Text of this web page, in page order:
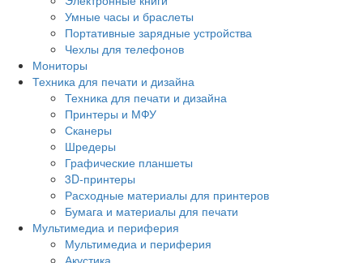
Умные часы и браслеты
Портативные зарядные устройства
Чехлы для телефонов
Мониторы
Техника для печати и дизайна
Техника для печати и дизайна
Принтеры и МФУ
Сканеры
Шредеры
Графические планшеты
3D-принтеры
Расходные материалы для принтеров
Бумага и материалы для печати
Мультимедиа и периферия
Мультимедиа и периферия
Акустика